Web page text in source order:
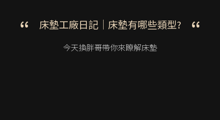
床墊工廠日記｜ 床墊有哪些類型?
今天換胖哥帶你來瞭解床墊